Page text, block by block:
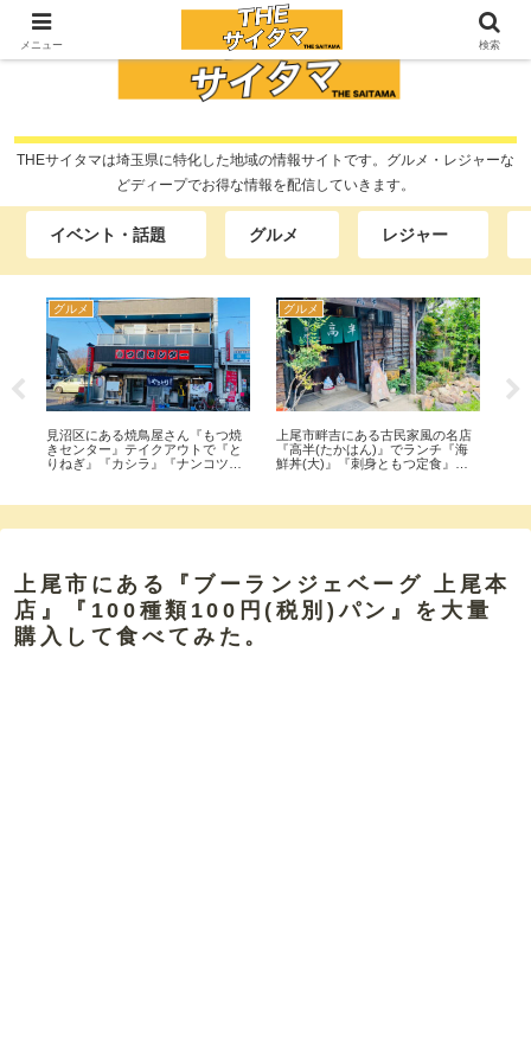
THEサイタマは埼玉県に特化した地域の情報サイトです。グルメ・レジャーな
どディープでお得な情報を配信していきます。
イベント・話題 グルメ レジャー
る焼鳥屋さん『もつ焼
』テイクアウトで『と
カシラ』『ナンコツ』
上尾市畔吉にある古民家風の名店
『高半(たかはん)』でランチ『海
鮮丼(大)』『刺身ともつ定食』を
イベント・話題
謎解きウォーキング
エスト』『大宮公園
園』『大宮第二公園
上尾市にある『ブーランジェベーグ 上尾本
店』『100種類100円(税別)パン』を大量
購入して食べてみた。
メニュー 検索